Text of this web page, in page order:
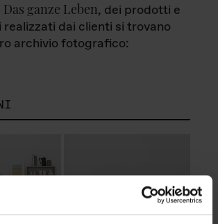
Das ganze Leben, dei prodotti e
dai clienti si trovano
archivio fotografico: